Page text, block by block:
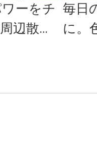
ーをチ
辺散歩
毎日
に。